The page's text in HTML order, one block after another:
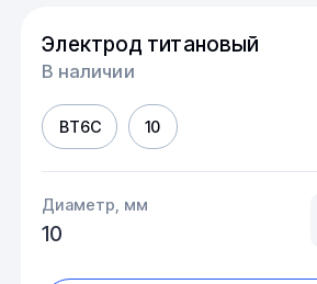
Электрод титановый
В наличии
ВТ6С 10
Диаметр, мм
10